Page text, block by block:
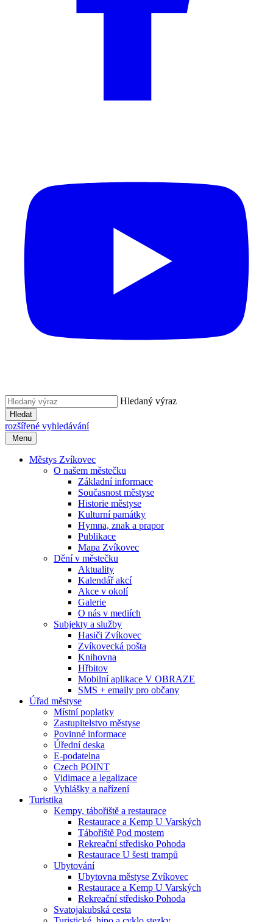
Hledaný výraz
Hledat
rozšířené vyhledávání
Menu
Městys Zvíkovec
O našem městečku
Základní informace
Současnost městyse
Historie městyse
Kulturní památky
Hymna, znak a prapor
Publikace
Mapa Zvíkovec
Dění v městečku
Aktuality
Kalendář akcí
Akce v okolí
Galerie
O nás v mediích
Subjekty a služby
Hasiči Zvíkovec
Zvíkovecká pošta
Knihovna
Hřbitov
Mobilní aplikace V OBRAZE
SMS + emaily pro občany
Úřad městyse
Místní poplatky
Zastupitelstvo městyse
Povinné informace
Úřední deska
E-podatelna
Czech POINT
Vidimace a legalizace
Vyhlášky a nařízení
Turistika
Kempy, tábořiště a restaurace
Restaurace a Kemp U Varských
Tábořiště Pod mostem
Rekreační středisko Pohoda
Restaurace U šesti trampů
Ubytování
Ubytovna městyse Zvíkovec
Restaurace a Kemp U Varských
Rekreační středisko Pohoda
Svatojakubská cesta